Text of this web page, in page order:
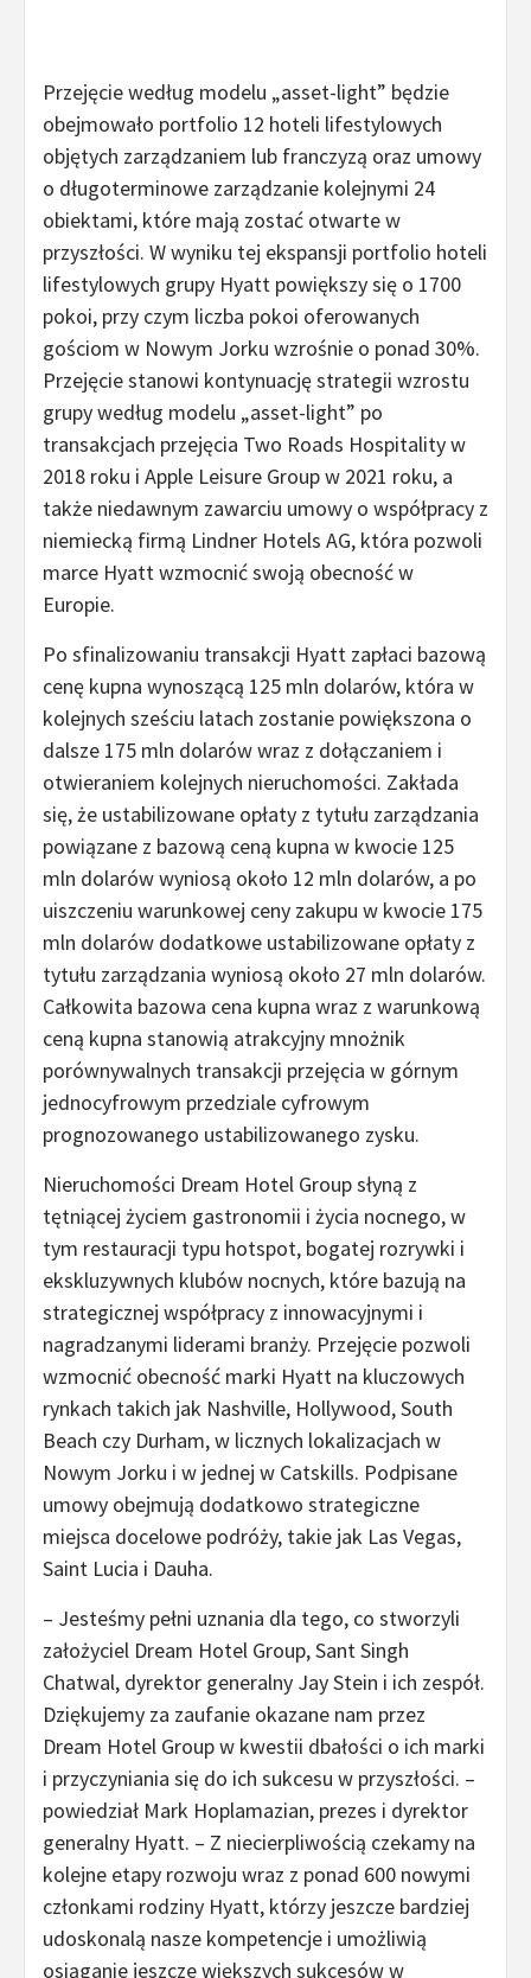
Przejęcie według modelu „asset-light” będzie
obejmowało portfolio 12 hoteli lifestylowych
objętych zarządzaniem lub franczyzą oraz umowy
o długoterminowe zarządzanie kolejnymi 24
obiektami, które mają zostać otwarte w
przyszłości. W wyniku tej ekspansji portfolio hoteli
lifestylowych grupy Hyatt powiększy się o 1700
pokoi, przy czym liczba pokoi oferowanych
gościom w Nowym Jorku wzrośnie o ponad 30%.
Przejęcie stanowi kontynuację strategii wzrostu
grupy według modelu „asset-light” po
transakcjach przejęcia Two Roads Hospitality w
2018 roku i Apple Leisure Group w 2021 roku, a
także niedawnym zawarciu umowy o współpracy z
niemiecką firmą Lindner Hotels AG, która pozwoli
marce Hyatt wzmocnić swoją obecność w
Europie.
Po sfinalizowaniu transakcji Hyatt zapłaci bazową
cenę kupna wynoszącą 125 mln dolarów, która w
kolejnych sześciu latach zostanie powiększona o
dalsze 175 mln dolarów wraz z dołączaniem i
otwieraniem kolejnych nieruchomości. Zakłada
się, że ustabilizowane opłaty z tytułu zarządzania
powiązane z bazową ceną kupna w kwocie 125
mln dolarów wyniosą około 12 mln dolarów, a po
uiszczeniu warunkowej ceny zakupu w kwocie 175
mln dolarów dodatkowe ustabilizowane opłaty z
tytułu zarządzania wyniosą około 27 mln dolarów.
Całkowita bazowa cena kupna wraz z warunkową
ceną kupna stanowią atrakcyjny mnożnik
porównywalnych transakcji przejęcia w górnym
jednocyfrowym przedziale cyfrowym
prognozowanego ustabilizowanego zysku.
Nieruchomości Dream Hotel Group słyną z
tętniącej życiem gastronomii i życia nocnego, w
tym restauracji typu hotspot, bogatej rozrywki i
ekskluzywnych klubów nocnych, które bazują na
strategicznej współpracy z innowacyjnymi i
nagradzanymi liderami branży. Przejęcie pozwoli
wzmocnić obecność marki Hyatt na kluczowych
rynkach takich jak Nashville, Hollywood, South
Beach czy Durham, w licznych lokalizacjach w
Nowym Jorku i w jednej w Catskills. Podpisane
umowy obejmują dodatkowo strategiczne
miejsca docelowe podróży, takie jak Las Vegas,
Saint Lucia i Dauha.
– Jesteśmy pełni uznania dla tego, co stworzyli
założyciel Dream Hotel Group, Sant Singh
Chatwal, dyrektor generalny Jay Stein i ich zespół.
Dziękujemy za zaufanie okazane nam przez
Dream Hotel Group w kwestii dbałości o ich marki
i przyczyniania się do ich sukcesu w przyszłości. –
powiedział Mark Hoplamazian, prezes i dyrektor
generalny Hyatt. – Z niecierpliwością czekamy na
kolejne etapy rozwoju wraz z ponad 600 nowymi
członkami rodziny Hyatt, którzy jeszcze bardziej
udoskonalą nasze kompetencje i umożliwią
osiąganie jeszcze większych sukcesów w